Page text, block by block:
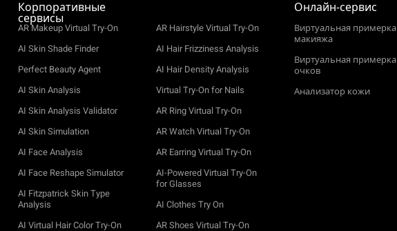
Корпоративные
сервисы
AR Makeup Virtual Try-On
AI Skin Shade Finder
Perfect Beauty Agent
AI Skin Analysis
AI Skin Analysis Validator
AI Skin Simulation
AI Face Analysis
AI Face Reshape Simulator
AI Fitzpatrick Skin Type
Analysis
AI Virtual Hair Color Try-On
AR Hairstyle Virtual Try-On
AI Hair Frizziness Analysis
AI Hair Density Analysis
Virtual Try-On for Nails
AR Ring Virtual Try-On
AR Watch Virtual Try-On
AR Earring Virtual Try-On
AI-Powered Virtual Try-On
for Glasses
AI Clothes Try On
AR Shoes Virtual Try-On
Онлайн‑сервис
Виртуальная примерка
макияжа
Виртуальная примерка
очков
Анализатор кожи